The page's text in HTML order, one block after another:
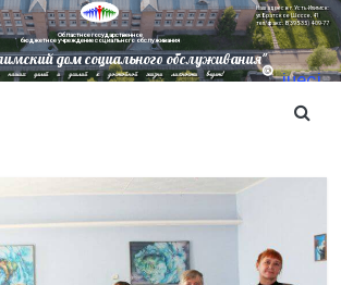
Областное государственное
бюджетное учреждение социального обслуживания
juecj
@mail
дом социального обслуживания"
Наш адрес в г. Усть-Илимск:
ул. Братское Шоссе, 41
тел/факс: 8(395-35) 4-09-77
наших целей и усилий к достойной жизни личности ведет!